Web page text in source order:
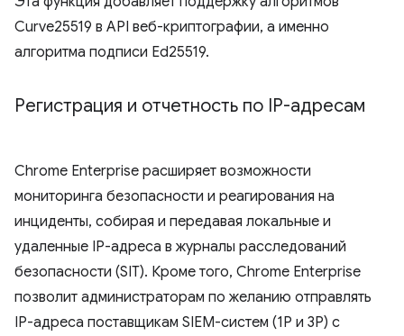
Curve25519 в API веб-криптографии, а именно
алгоритма подписи Ed25519.
Регистрация и отчетность по IP-адресам
Chrome Enterprise расширяет возможности
мониторинга безопасности и реагирования на
инциденты, собирая и передавая локальные и
удаленные IP-адреса в журналы расследований
безопасности (SIT). Кроме того, Chrome Enterprise
позволит администраторам по желанию отправлять
IP-адреса поставщикам SIEM-систем (1P и 3P) с